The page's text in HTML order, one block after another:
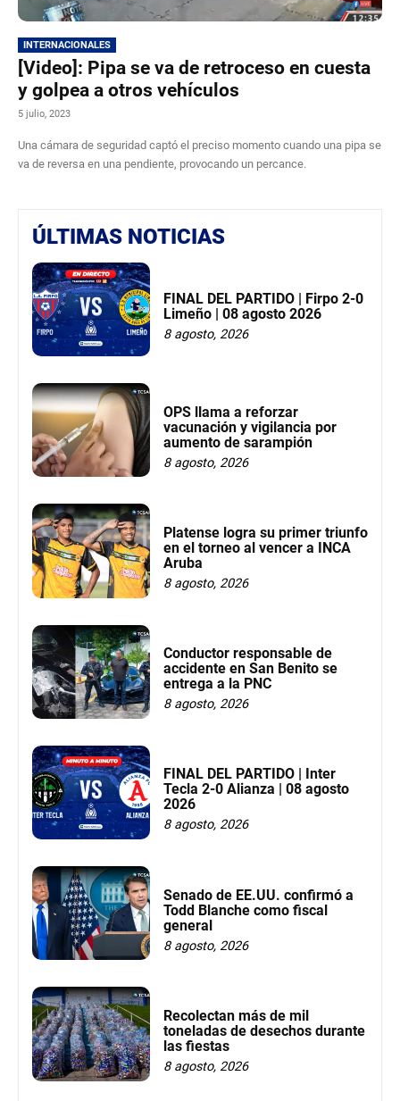
INTERNACIONALES
[Video]: Pipa se va de retroceso en cuesta
y golpea a otros vehículos
5 julio, 2023
Una cámara de seguridad captó el preciso momento cuando una pipa se
va de reversa en una pendiente, provocando un percance.
ÚLTIMAS NOTICIAS
FINAL DEL PARTIDO | Firpo 2-0
Limeño | 08 agosto 2026
8 agosto, 2026
OPS llama a reforzar
vacunación y vigilancia por
aumento de sarampión
8 agosto, 2026
Platense logra su primer triunfo
en el torneo al vencer a INCA
Aruba
8 agosto, 2026
Conductor responsable de
accidente en San Benito se
entrega a la PNC
8 agosto, 2026
FINAL DEL PARTIDO | Inter
Tecla 2-0 Alianza | 08 agosto
2026
8 agosto, 2026
Senado de EE.UU. confirmó a
Todd Blanche como fiscal
general
8 agosto, 2026
Recolectan más de mil
toneladas de desechos durante
las fiestas
8 agosto, 2026